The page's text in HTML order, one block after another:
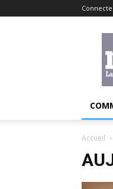
Accueil